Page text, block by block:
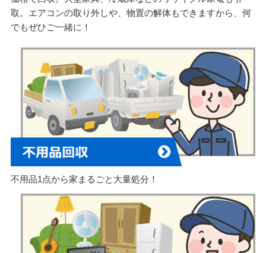
取。エアコンの取り外しや、物置の解体もできますから、何
でもぜひご一緒に！
不用品1点から家まるごと大量処分！